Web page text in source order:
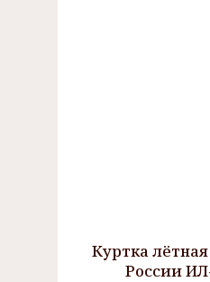
Куртка
России